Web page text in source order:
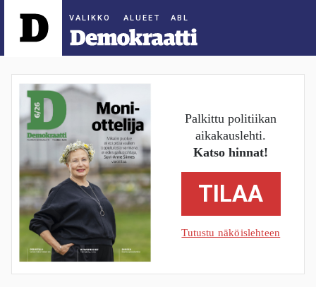
ALUEET
Palkittu politiikan
aikakauslehti.
Katso hinnat!
TILAA
Tutustu näköislehteen